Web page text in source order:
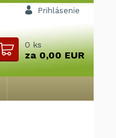
Prihlásenie
0ks
za0,00 EUR